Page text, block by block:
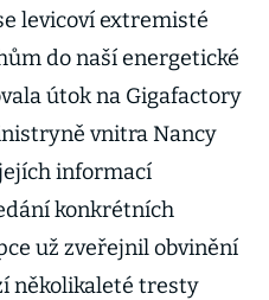
levicoví extremisté
do naší energetické
útok na Gigafactory
vnitra Nancy
informací
konkrétních
už zveřejnil obvinění
několikaleté tresty